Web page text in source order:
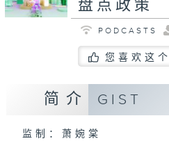
盘点政策
PODCASTS
您喜欢这
简介 GIST
监制：萧婉棠